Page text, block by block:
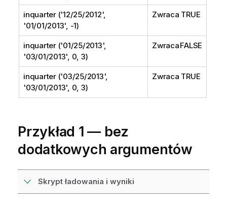
inquarter ('12/25/2012',
'01/01/2013', -1)
Zwraca TRUE
inquarter ('01/25/2013',
'03/01/2013', 0, 3)
Zwraca FALSE
inquarter ('03/25/2013',
'03/01/2013', 0, 3)
Zwraca TRUE
Przykład 1 — bez
dodatkowych argumentów
Skrypt ładowania i wyniki